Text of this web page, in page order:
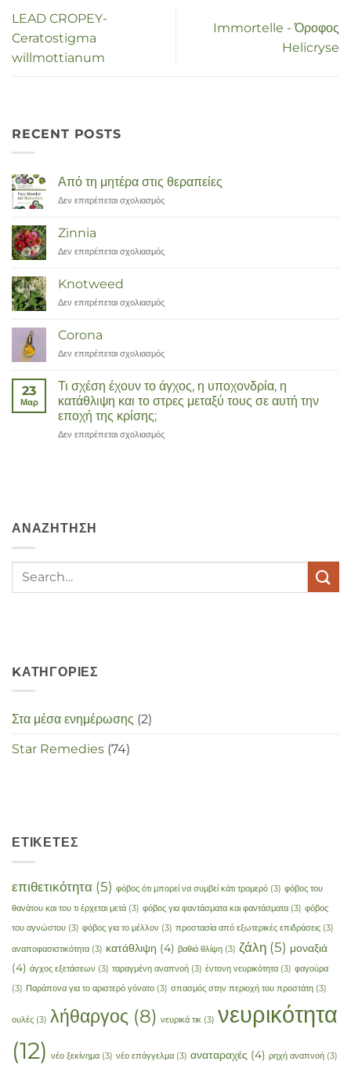
LEAD CROPEY-
Ceratostigma
willmottianum
Immortelle - Όροφος
Helicryse
RECENT POSTS
Από τη μητέρα στις θεραπείες
Δεν επιτρέπεται σχολιασμός
Zinnia
Δεν επιτρέπεται σχολιασμός
Knotweed
Δεν επιτρέπεται σχολιασμός
Corona
Δεν επιτρέπεται σχολιασμός
23
Μαρ
Τι σχέση έχουν το άγχος, η υποχονδρία, η
κατάθλιψη και το στρες μεταξύ τους σε αυτή την
εποχή της κρίσης;
Δεν επιτρέπεται σχολιασμός
in
ΑΝΑΖΉΤΗΣΗ
KΑΤΗΓΟΡΊΕΣ
Στα μέσα ενημέρωσης (2)
Star Remedies (74)
ΕΤΙΚΈΤΕΣ
επιθετικότητα (5) φόβος ότι μπορεί να συμβεί κάτι τρομερό (3) φόβος του
θανάτου και του τι έρχεται μετά (3) φόβος για φαντάσματα και φαντάσματα (3) φόβος
του αγνώστου (3) φόβος για το μέλλον (3) προστασία από εξωτερικές επιδράσεις (3)
αναποφασιστικότητα (3) κατάθλιψη (4) βαθιά θλίψη (3) ζάλη (5) μοναξιά
(4) άγχος εξετάσεων (3) ταραγμένη αναπνοή (3) έντονη νευρικότητα (3) φαγούρα
(3) Παράπονα για το αριστερό γόνατο (3) σπασμός στην περιοχή του προστάτη (3)
ουλές (3) λήθαργος (8) νευρικά τικ (3) νευρικότητα
(12) νέο ξεκίνημα (3) νέο επάγγελμα (3) αναταραχές (4) ρηχή αναπνοή (3)